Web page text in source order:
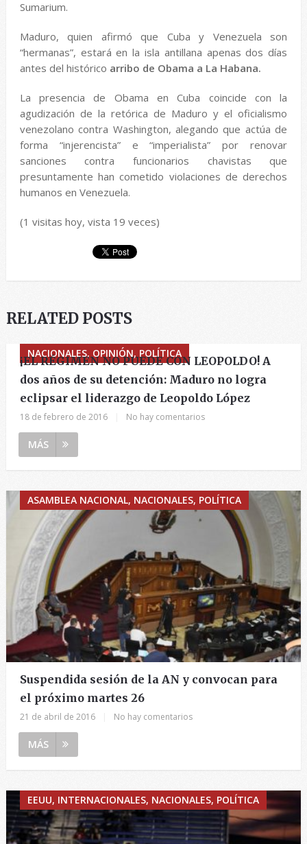
Sumarium.
Maduro, quien afirmó que Cuba y Venezuela son
“hermanas”, estará en la isla antillana apenas dos días
antes del histórico arribo de Obama a La Habana.
La presencia de Obama en Cuba coincide con la
agudización de la retórica de Maduro y el oficialismo
venezolano contra Washington, alegando que actúa de
forma “injerencista” e “imperialista” por renovar
sanciones contra funcionarios chavistas que
presuntamente han cometido violaciones de derechos
humanos en Venezuela.
(1 visitas hoy, vista 19 veces)
RELATED POSTS
NACIONALES, OPINIÓN, POLÍTICA
¡EL RÉGIMEN NO PUEDE CON LEOPOLDO! A
dos años de su detención: Maduro no logra
eclipsar el liderazgo de Leopoldo López
18 de febrero de 2016 No hay comentarios
MÁS
ASAMBLEA NACIONAL, NACIONALES, POLÍTICA
Suspendida sesión de la AN y convocan para
el próximo martes 26
21 de abril de 2016 No hay comentarios
MÁS
EEUU, INTERNACIONALES, NACIONALES, POLÍTICA